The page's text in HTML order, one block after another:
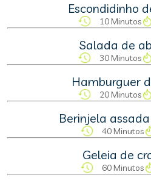
Escondidinho
10 Minutos
Salada de
30 Minutos
Hamburguer
20 Minutos
Berinjela
40 Minutos
Geleia de
60 Minutos